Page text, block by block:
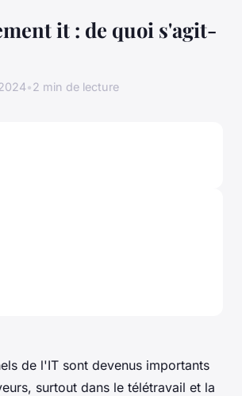
it : de quoi s'agit-
•2 min de lecture
de l'IT sont devenus importants
surtout dans le télétravail et la